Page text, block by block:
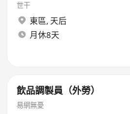
世干
東區, 天后
月休8天
飲品調製員（外勞）
易網無憂